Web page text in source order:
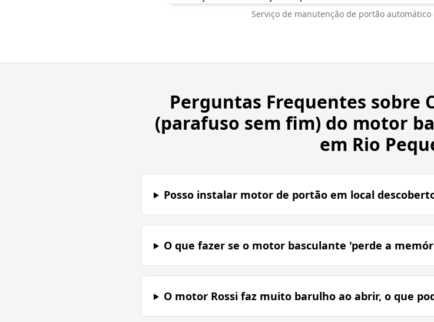
Serviço de manutenção de portão automático
Perguntas Frequentes sobre
(parafuso sem fim) do motor
em Rio
Posso instalar motor de portão em local
O que fazer se o motor basculante 'perde a
O motor Rossi faz muito barulho ao abrir, o que